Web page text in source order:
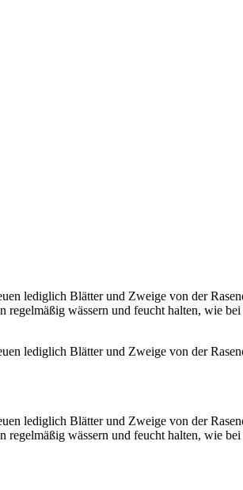
lediglich Blätter und Zweige von der
wässern und feucht halten, wie
lediglich Blätter und Zweige von der
lediglich Blätter und Zweige von der
wässern und feucht halten, wie